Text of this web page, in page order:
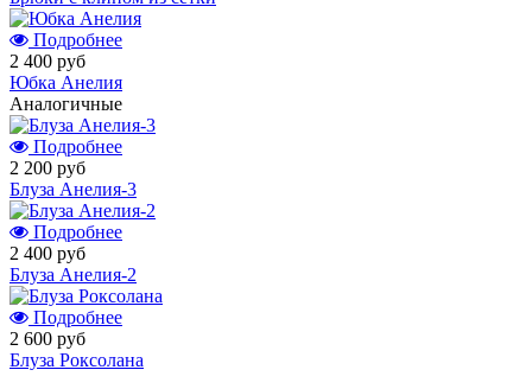
Подробнее
2 400 руб
Юбка Анелия
Аналогичные
Подробнее
2 200 руб
Блуза Анелия-3
Подробнее
2 400 руб
Блуза Анелия-2
Подробнее
2 600 руб
Блуза Роксолана